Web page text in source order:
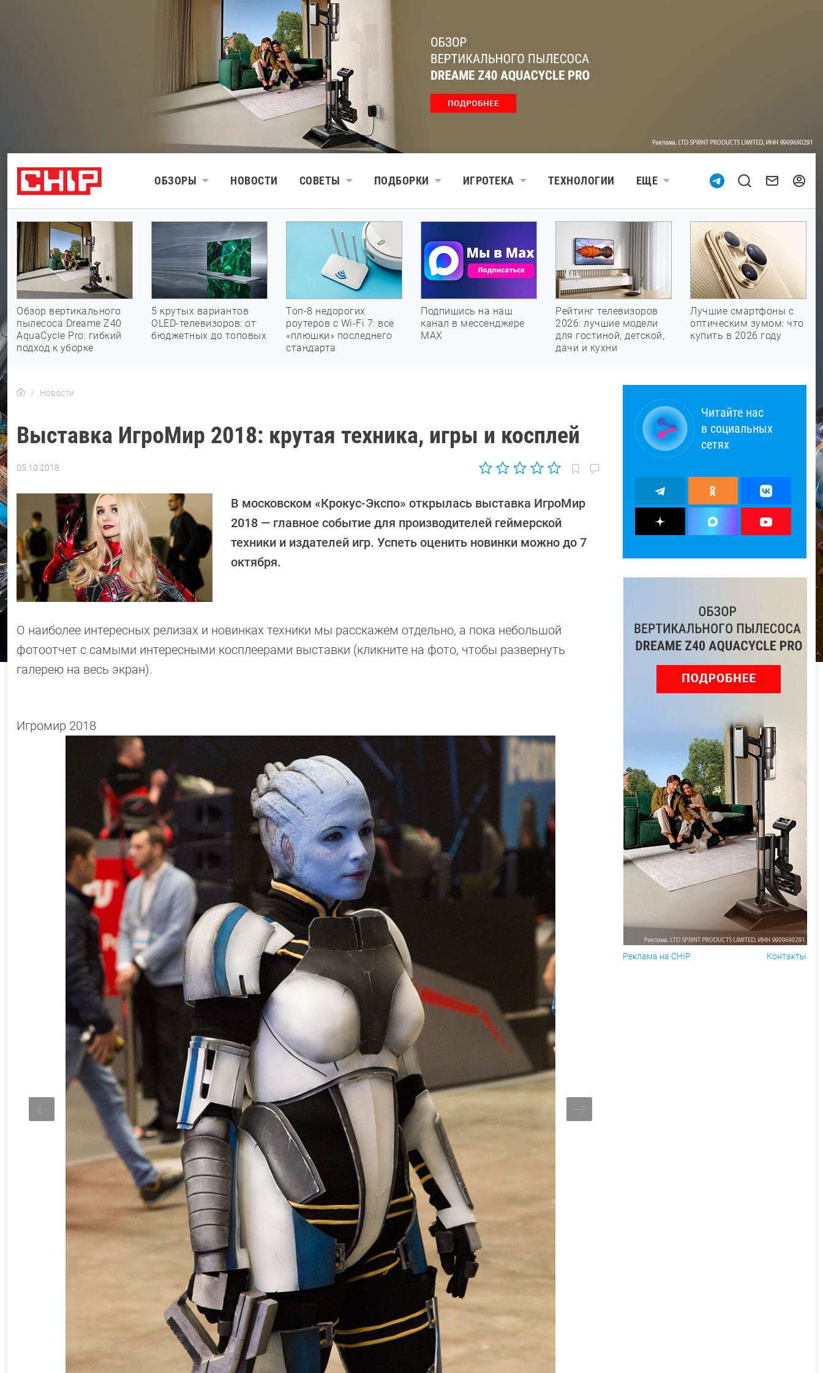
ОБЗОРЫ НОВОСТИ СОВЕТЫ ПОДБОРКИ ИГРОТЕКА ТЕХНОЛОГИИ ЕЩЕ
Обзор вертикального
пылесоса Dreame Z40
AquaCycle Pro: гибкий
подход к уборке
5 крутых вариантов
OLED-телевизоров: от
бюджетных до топовых
Топ-8 недорогих
роутеров с Wi-Fi 7: все
«плюшки» последнего
стандарта
Подпишись на наш
канал в мессенджере
МАХ
Рейтинг телевизоров
2026: лучшие модели
для гостиной, детской,
дачи и кухни
Лучшие смартфоны с
оптическим зумом: что
купить в 2026 году
Новости
Выставка ИгроМир 2018: крутая техника, игры и косплей
05.10.2018
В московском «Крокус-Экспо» открылась выставка ИгроМир
2018 — главное событие для производителей геймерской
техники и издателей игр. Успеть оценить новинки можно до 7
октября.
О наиболее интересных релизах и новинках техники мы расскажем отдельно, а пока небольшой
фотоотчет с самыми интересными косплеерами выставки (кликните на фото, чтобы развернуть
галерею на весь экран).
Игромир 2018
Читайте нас
в социальных
сетях
Реклама на CHIP Контакты